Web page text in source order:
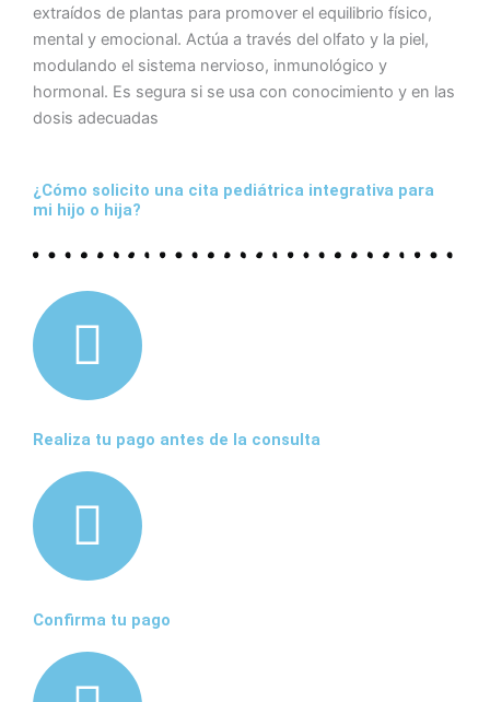
extraídos de plantas para promover el equilibrio físico,
mental y emocional. Actúa a través del olfato y la piel,
modulando el sistema nervioso, inmunológico y
hormonal. Es segura si se usa con conocimiento y en las
dosis adecuadas
¿Cómo solicito una cita pediátrica integrativa para
mi hijo o hija?
Realiza tu pago antes de la consulta
Confirma tu pago